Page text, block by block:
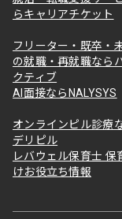
らキャリアチケット
フリーター・既卒・
の就職・再就職なら
クティブ
AI面接ならNALYSYS
オンラインピル診療
デリピル
レバウェル保育士 保
けお役立ち情報